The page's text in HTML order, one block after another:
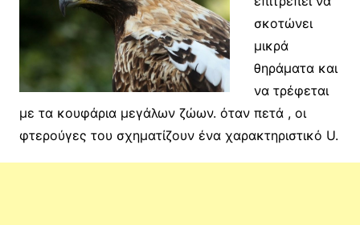
σκοτώνει
μικρά
θηράματα και
να τρέφεται
με τα κουφάρια μεγάλων ζώων. όταν πετά , οι
φτερούγες του σχηματίζουν ένα χαρακτηριστικό U.